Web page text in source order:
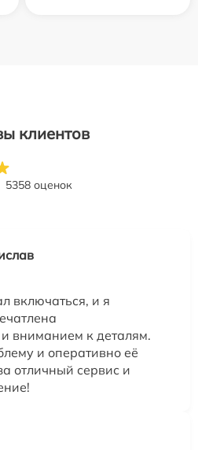
клиентов
5358 оценок
включаться, и я
вниманием к деталям.
и оперативно её
отличный сервис и